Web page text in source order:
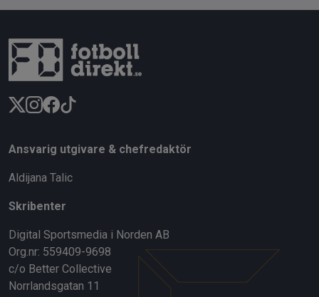
Ansvarig utgivare & chefredaktör
Aldijana Talic
Skribenter
Digital Sportsmedia i Norden AB
Org.nr: 559409-9698
c/o Better Collective
Norrlandsgatan 11